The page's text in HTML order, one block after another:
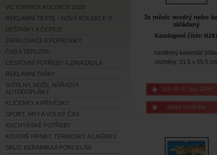
VICTORINOX KOLEKCE 2020
REKLAMNÍ TEXTIL - NOVÁ KOLEKCE !!!
DEŠTNÍKY A ČEPICE
ZAPALOVAČE A POPELNÍKY
ČAS A TEPLOTA
CESTOVNÍ POTŘEBY A ZAVAZADLA
REKLAMNÍ TAŠKY
SVÍTILNY, NOŽE, NÁŘADÍ A
AUTODOPLŇKY
KLÍČENKY A PŘÍVĚSKY
SPORT, HRY A VOLNÝ ČAS
KUCHYŇSKÉ POTŘEBY
KOVOVÉ HRNKY, TERMOSKY A LIKÉRKY
SKLO, KERAMIKA A PORCELÁN
3x měsíc modrý nebo
skládaný
Katalogové číslo:
nástěnný kalendář
rozměry: 31,5 x 55,5
109,00 Kč bez DPH
detail produktu